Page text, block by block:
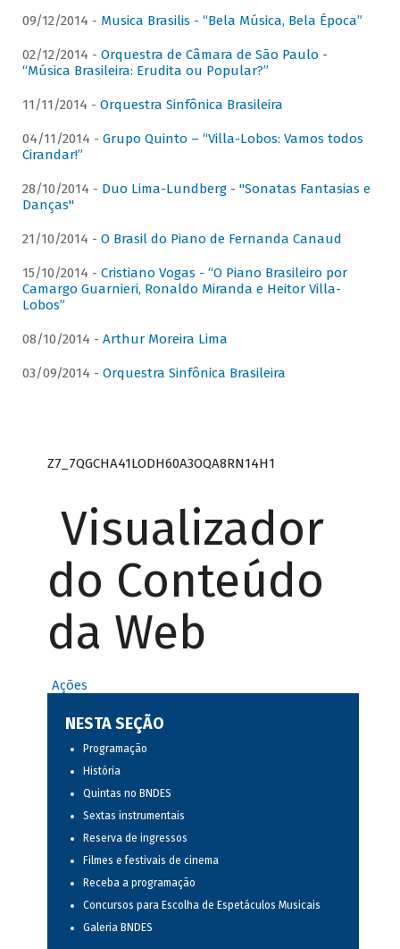
09/12/2014 - Musica Brasilis - “Bela Música, Bela Época”
02/12/2014 - Orquestra de Câmara de São Paulo -
“Música Brasileira: Erudita ou Popular?”
11/11/2014 - Orquestra Sinfônica Brasileira
04/11/2014 - Grupo Quinto – “Villa-Lobos: Vamos todos
Cirandar!”
28/10/2014 - Duo Lima-Lundberg - "Sonatas Fantasias e
Danças"
21/10/2014 - O Brasil do Piano de Fernanda Canaud
15/10/2014 - Cristiano Vogas - “O Piano Brasileiro por
Camargo Guarnieri, Ronaldo Miranda e Heitor Villa-
Lobos”
08/10/2014 - Arthur Moreira Lima
03/09/2014 - Orquestra Sinfônica Brasileira
Z7_7QGCHA41LODH60A3OQA8RN14H1
Visualizador
do Conteúdo
da Web
Ações
NESTA SEÇÃO
Programação
História
Quintas no BNDES
Sextas instrumentais
Reserva de ingressos
Filmes e festivais de cinema
Receba a programação
Concursos para Escolha de Espetáculos Musicais
Galeria BNDES